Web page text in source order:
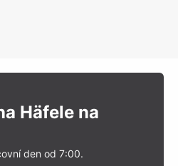
Häfele na
den od 7:00.